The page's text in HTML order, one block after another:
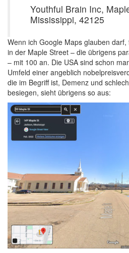
Youthful Brain Inc,
Mississippi, 42125
Wenn ich Google Maps glauben
in der Maple Street – die übrigens
– mit 100 an. Die USA sind schon
Umfeld einer angeblich
die im Begriff ist, Demenz und
besiegen, sieht übrigens so aus: